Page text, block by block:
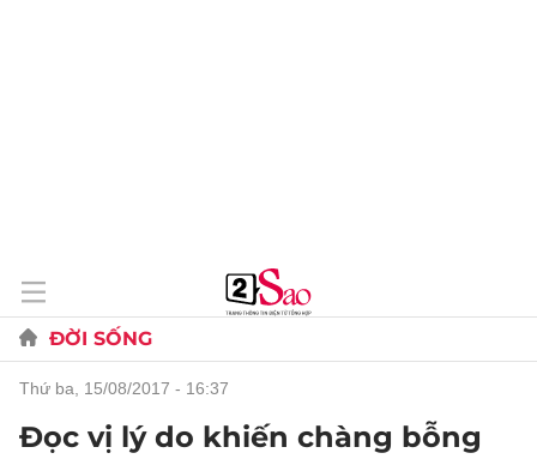
ĐỜI SỐNG
thứ ba, 15/08/2017 - 16:37
Đọc vị lý do khiến chàng bỗng